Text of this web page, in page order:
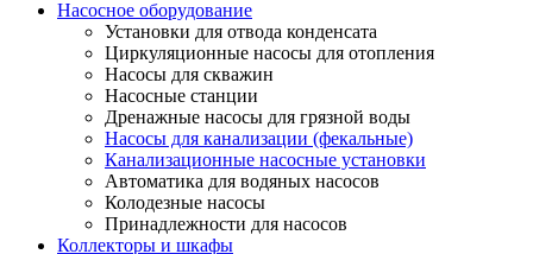
Насосное оборудование
Установки для отвода конденсата
Циркуляционные насосы для отопления
Насосы для скважин
Насосные станции
Дренажные насосы для грязной воды
Насосы для канализации (фекальные)
Канализационные насосные установки
Автоматика для водяных насосов
Колодезные насосы
Принадлежности для насосов
Коллекторы и шкафы